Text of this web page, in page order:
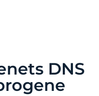
DNS